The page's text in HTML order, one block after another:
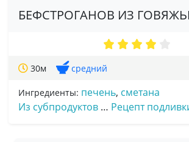
БЕФСТРОГАНОВ ИЗ
30м средний
Ингредиенты: печень, сметана
Из субпродуктов… Рецепт